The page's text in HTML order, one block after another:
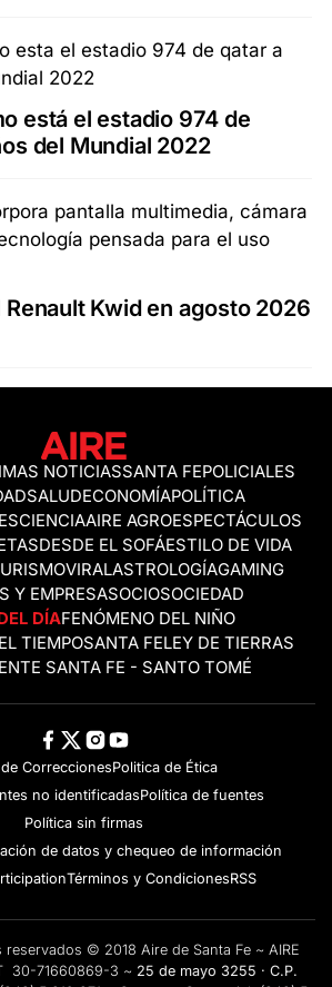
está el estadio 974 de
del Mundial 2022
Renault Kwid en agosto 2026
NOTICIASSANTA FEPOLICIALES
SALUDECONOMÍAPOLÍTICA
CIENCIAAIRE AGROESPECTÁCULOS
DESDE EL SOFÁESTILO DE VIDA
VIRALASTROLOGÍAGAMING
Y EMPRESASOCIOSOCIEDAD
DÍAFENÓMENO DEL NIÑO
TIEMPOSANTA FELEY DE TIERRAS
SANTA FE - SANTO TOMÉ
CorreccionesPolitica de Ética
no identificadasPolítica de fuentes
Política sin firmas
de datos y chequeo de información
Términos y CondicionesRSS
© 2018 Aire de Santa Fe ~ AIRE
30-71660869-3 ~ 25 de mayo 3255 · C.P.